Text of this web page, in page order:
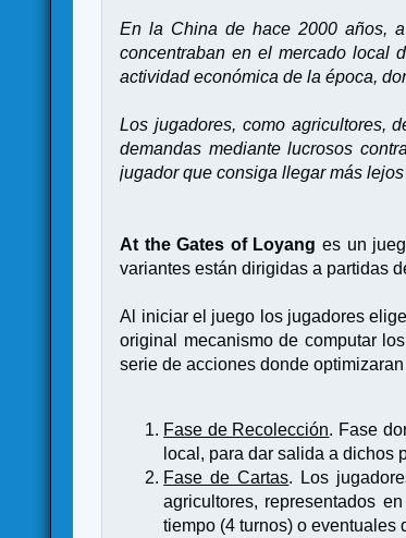
En la China de hace 2000 años,
concentraban en el mercado local
actividad económica de la época,
Los jugadores, como agricultores,
demandas mediante lucrosos
jugador que consiga llegar más
At the Gates of Loyang es un
variantes están dirigidas a partidas
Al iniciar el juego los jugadores
original mecanismo de computar
serie de acciones donde
Fase de Recolección. Fase
local, para dar salida a dichos
Fase de Cartas. Los
agricultores, representados
tiempo (4 turnos) o eventuales